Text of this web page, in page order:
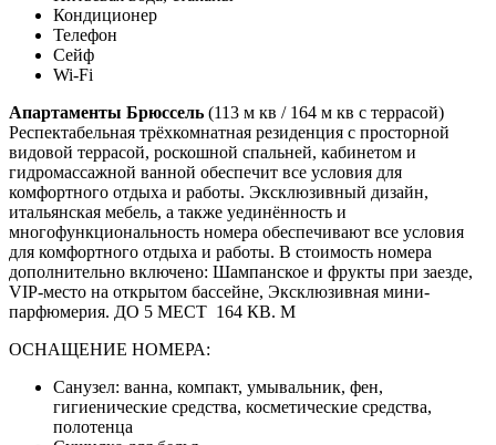
Кондиционер
Телефон
Сейф
Wi-Fi
Апартаменты Брюссель (113 м кв / 164 м кв с террасой)
Респектабельная трёхкомнатная резиденция с просторной
видовой террасой, роскошной спальней, кабинетом и
гидромассажной ванной обеспечит все условия для
комфортного отдыха и работы. Эксклюзивный дизайн,
итальянская мебель, а также уединённость и
многофункциональность номера обеспечивают все условия
для комфортного отдыха и работы. В стоимость номера
дополнительно включено: Шампанское и фрукты при заезде,
VIP-место на открытом бассейне, Эксклюзивная мини-
парфюмерия. ДО 5 МЕСТ 164 КВ. М
ОСНАЩЕНИЕ НОМЕРА:
Санузел: ванна, компакт, умывальник, фен,
гигиенические средства, косметические средства,
полотенца